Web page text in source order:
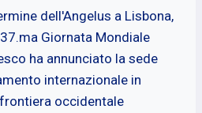
dell'Angelus a Lisbona,
Giornata Mondiale
ha annunciato la sede
internazionale in
occidentale